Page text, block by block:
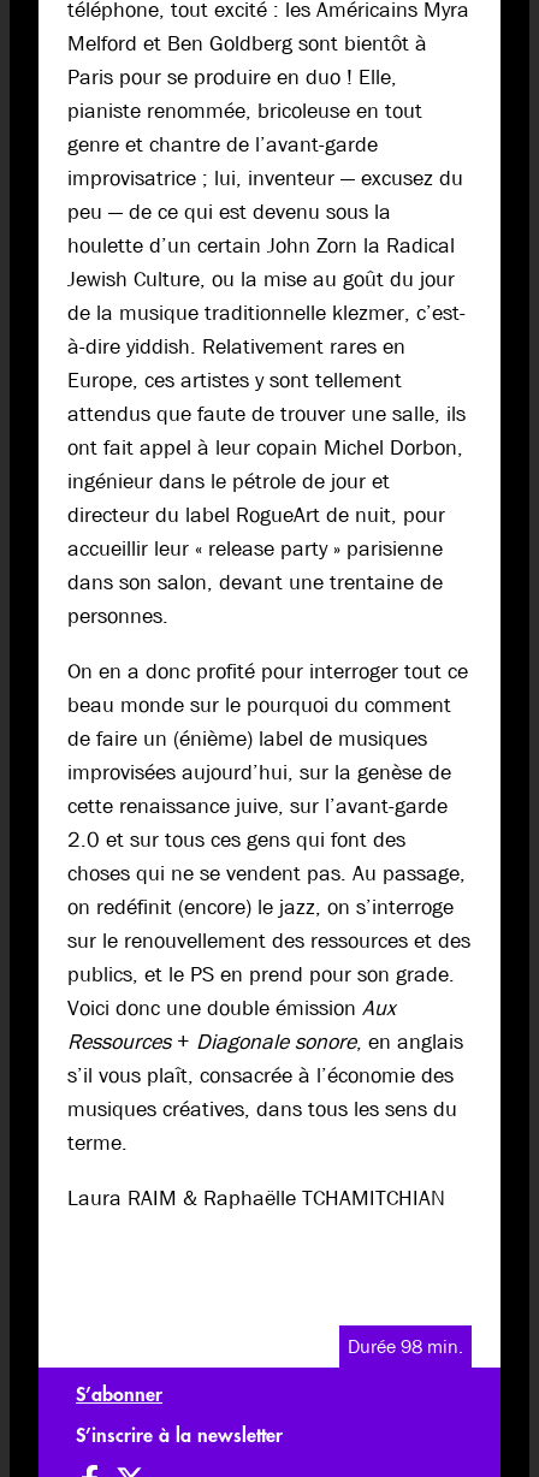
téléphone, tout excité : les Américains Myra
Melford et Ben Goldberg sont bientôt à
Paris pour se produire en duo ! Elle,
pianiste renommée, bricoleuse en tout
genre et chantre de l’avant-garde
improvisatrice ; lui, inventeur — excusez du
peu — de ce qui est devenu sous la
houlette d’un certain John Zorn la Radical
Jewish Culture, ou la mise au goût du jour
de la musique traditionnelle klezmer, c’est-
à-dire yiddish. Relativement rares en
Europe, ces artistes y sont tellement
attendus que faute de trouver une salle, ils
ont fait appel à leur copain Michel Dorbon,
ingénieur dans le pétrole de jour et
directeur du label RogueArt de nuit, pour
accueillir leur « release party » parisienne
dans son salon, devant une trentaine de
personnes.
On en a donc profité pour interroger tout ce
beau monde sur le pourquoi du comment
de faire un (énième) label de musiques
improvisées aujourd’hui, sur la genèse de
cette renaissance juive, sur l’avant-garde
2.0 et sur tous ces gens qui font des
choses qui ne se vendent pas. Au passage,
on redéfinit (encore) le jazz, on s’interroge
sur le renouvellement des ressources et des
publics, et le PS en prend pour son grade.
Voici donc une double émission Aux
Ressources+ Diagonale sonore, en anglais
s’il vous plaît, consacrée à l’économie des
musiques créatives, dans tous les sens du
terme.
Laura RAIM & Raphaëlle TCHAMITCHIAN
Durée 98 min.
S’abonner
S’inscrire à la newsletter